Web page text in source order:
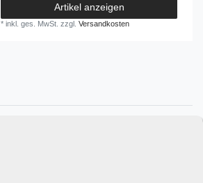
Artikel anzeigen
*inkl. ges. MwSt. zzgl.Versandkosten